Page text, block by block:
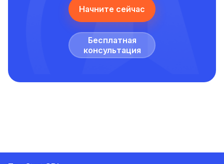
Начните сейчас
Бесплатная
консультация